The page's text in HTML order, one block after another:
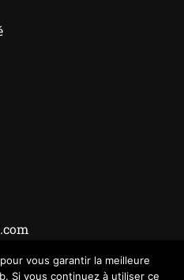
vous garantir la meilleure
Si vous continuez à utiliser ce